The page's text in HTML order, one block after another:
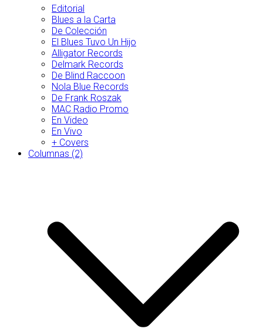
Editorial
Blues a la Carta
De Colección
El Blues Tuvo Un Hijo
Alligator Records
Delmark Records
De Blind Raccoon
Nola Blue Records
De Frank Roszak
MAC Radio Promo
En Video
En Vivo
+ Covers
Columnas (2)